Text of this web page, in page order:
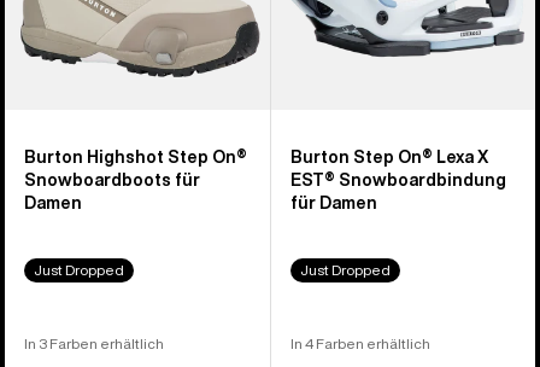
Burton Highshot Step On®
Snowboardboots für
Damen
Just Dropped
In 3 Farben erhältlich
Burton Step On® Lexa X
EST® Snowboardbindung
für Damen
Just Dropped
In 4 Farben erhältlich